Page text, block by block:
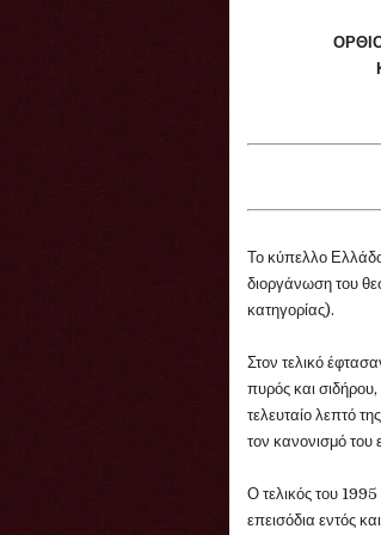
Το κύπελλο
διοργάνωση του
κατηγορίας).
Στον τελικό
πυρός και
τελευταίο λεπτό
τον κανονισμό του
Ο τελικός του
επεισόδια εντός